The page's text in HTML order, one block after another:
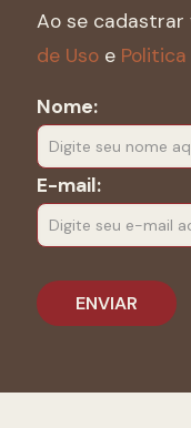
Ao se cadastrar
de Uso e
Nome:
E-mail: